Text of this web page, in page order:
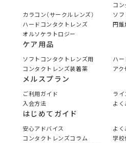
コ
カラコン（サークルレンズ）
ソ
ハードコンタクトレンズ
円錐
オルソケラトロジー
ケア用品
ソフトコンタクトレンズ用
ハ
コンタクトレンズ装着薬
ア
メルスプラン
ご利用ガイド
ライ
入会方法
よ
はじめてガイド
安心アドバイス
よく
コンタクトレンズコラム
学校